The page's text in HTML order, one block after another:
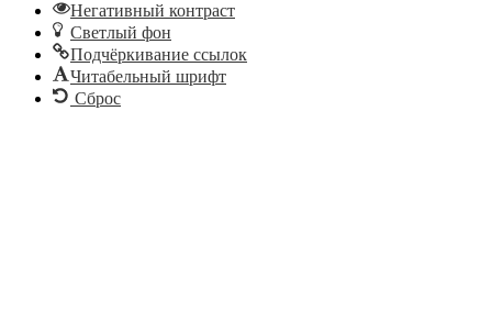
Негативный контраст
Светлый фон
Подчёркивание ссылок
Читабельный шрифт
Сброс